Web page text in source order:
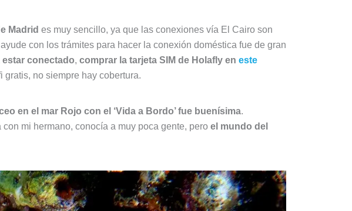
Madrid es muy sencillo, ya que las conexiones vía El Cairo son
con los trámites para hacer la conexión doméstica fue de gran
estar conectado, comprar la tarjeta SIM de Holafly en este
no siempre hay cobertura.
en el mar Rojo con el ‘Vida a Bordo’ fue buenísima.
mi hermano, conocía a muy poca gente, pero el mundo del